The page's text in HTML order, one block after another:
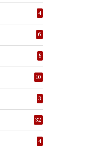
4
6
5
10
3
32
4